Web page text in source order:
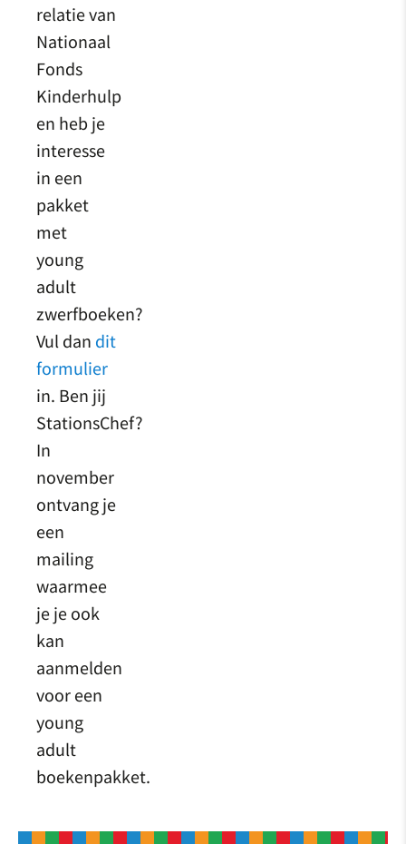
relatie van
Nationaal
Fonds
Kinderhulp
en heb je
interesse
in een
pakket
met
young
adult
zwerfboeken?
Vul dan dit
formulier
in. Ben jij
StationsChef?
In
november
ontvang je
een
mailing
waarmee
je je ook
kan
aanmelden
voor een
young
adult
boekenpakket.